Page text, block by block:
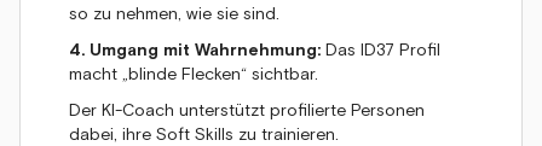
so zu nehmen, wie sie sind.
4. Umgang mit Wahrnehmung: Das ID37 Profil
macht „blinde Flecken“ sichtbar.
Der KI-Coach unterstützt profilierte Personen
dabei, ihre Soft Skills zu trainieren.